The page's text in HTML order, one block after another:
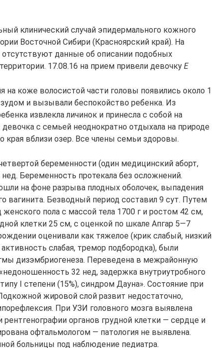
клинический случай эпидермального кожного
Восточной Сибири (Красноярский край). На
данные об описании подобных
17.08.16 на прием привели девочку Е
коже волосистой части головы появились около 1
и вызывали беспокойство ребенка. Из
извлекла личинок и принесла с собой на
девочка с семьей неоднократно отдыхала на природе
края вблизи озер. Все члены семьи здоровы.
беременности (один медицинский аборт,
Беременность протекала без осложнений.
на фоне разрыва плодных оболочек, выпадения
вагинита. Безводный период составил 9 сут. Путем
женского пола с массой тела 1700 г и ростом 42 см,
клетки 25 см, с оценкой по шкале Апгар 5—7
оценивали как тяжелое (крик слабый, низкий
слабая, тремор подбородка), были
дизэмбриогенеза. Переведена в межрайонную
32 нед, задержка внутриутробного
I степени (15%), синдром Дауна». Состояние при
жировой слой развит недостаточно,
При УЗИ головного мозга выявлена
рентгенографии органов грудной клетки — сердце и
офтальмологом — патология не выявлена.
больницы под наблюдение педиатра.